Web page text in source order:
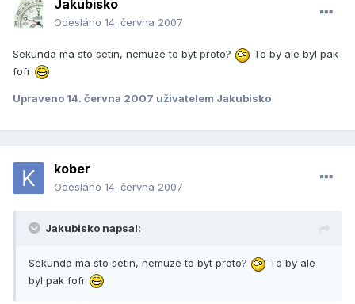
Jakubisko
Odesláno 14. června 2007
Sekunda ma sto setin, nemuze to byt proto?
To by ale byl pak
fofr
Upraveno 14. června 2007 uživatelem Jakubisko
kober
Odesláno 14. června 2007
Jakubisko napsal:
Sekunda ma sto setin, nemuze to byt proto?
To by ale
byl pak fofr